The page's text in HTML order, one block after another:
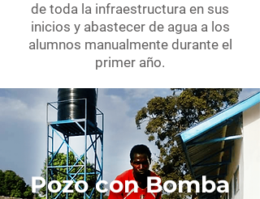
de toda la infraestructura en sus
inicios y abastecer de agua a los
alumnos manualmente durante el
primer año.
Pozo con Bomba